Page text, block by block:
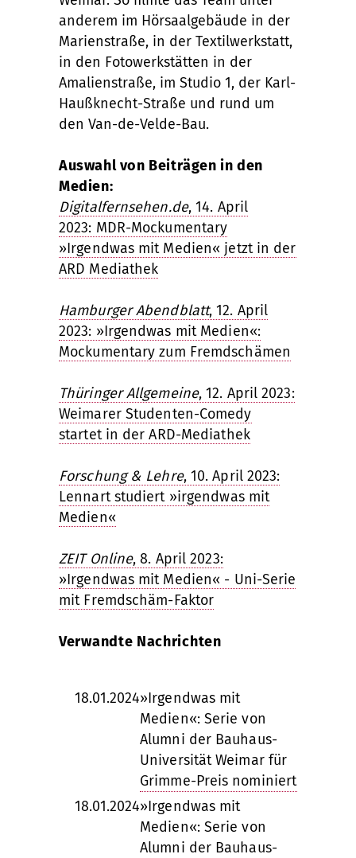
anderem im Hörsaalgebäude in der
Marienstraße, in der Textilwerkstatt,
in den Fotowerkstätten in der
Amalienstraße, im Studio 1, der Karl-
Haußknecht-Straße und rund um
den Van-de-Velde-Bau.
Auswahl von Beiträgen in den
Medien:
Digitalfernsehen.de, 14. April
2023: MDR-Mockumentary
»Irgendwas mit Medien« jetzt in der
ARD Mediathek
Hamburger Abendblatt, 12. April
2023: »Irgendwas mit Medien«:
Mockumentary zum Fremdschämen
Thüringer Allgemeine, 12. April 2023:
Weimarer Studenten-Comedy
startet in der ARD-Mediathek
Forschung & Lehre, 10. April 2023:
Lennart studiert »irgendwas mit
Medien«
ZEIT Online, 8. April 2023:
»Irgendwas mit Medien« - Uni-Serie
mit Fremdschäm-Faktor
Verwandte Nachrichten
18.01.2024»Irgendwas mit
Medien«: Serie von
Alumni der Bauhaus-
Universität Weimar für
Grimme-Preis nominiert
18.01.2024»Irgendwas mit
Medien«: Serie von
Alumni der Bauhaus-